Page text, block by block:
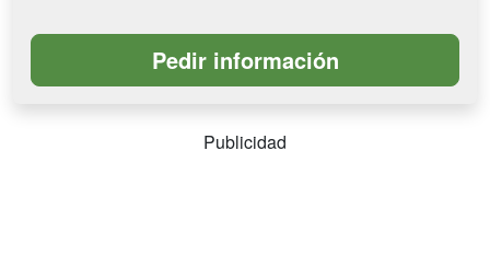
Publicidad